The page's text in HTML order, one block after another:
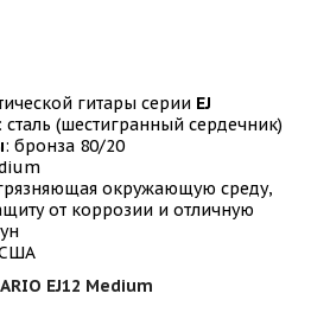
гитары серии EJ
: сталь (шестигранный сердечник)
: бронза 80/20
окружающую среду,
от коррозии и отличную
EJ12 Medium